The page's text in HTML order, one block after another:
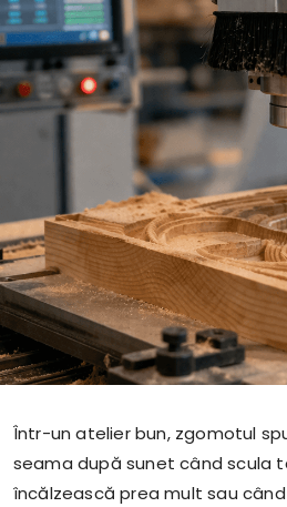
Într-un atelier bun, zgomotul
seama după sunet când scula
încălzească prea mult sau